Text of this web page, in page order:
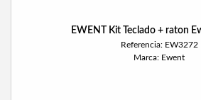
EWENT Kit Teclado + raton
Referencia: EW3272
Marca: Ewent